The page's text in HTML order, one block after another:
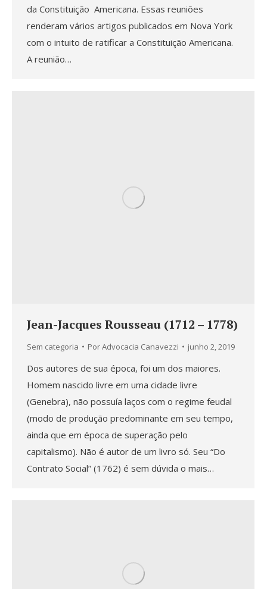
da Constituição Americana. Essas reuniões
renderam vários artigos publicados em Nova York
com o intuito de ratificar a Constituição Americana.
A reunião…
Jean-Jacques Rousseau (1712 – 1778)
Sem categoria PorAdvocacia Canavezzi junho 2, 2019
Dos autores de sua época, foi um dos maiores.
Homem nascido livre em uma cidade livre
(Genebra), não possuía laços com o regime feudal
(modo de produção predominante em seu tempo,
ainda que em época de superação pelo
capitalismo). Não é autor de um livro só. Seu “Do
Contrato Social” (1762) é sem dúvida o mais…